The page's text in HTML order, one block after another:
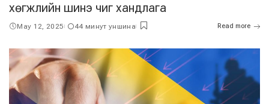
хөгжлийн шинэ чиг хандлага
May 12, 2025 44 минут уншина Read more